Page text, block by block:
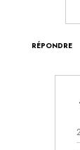
RÉPONDRE